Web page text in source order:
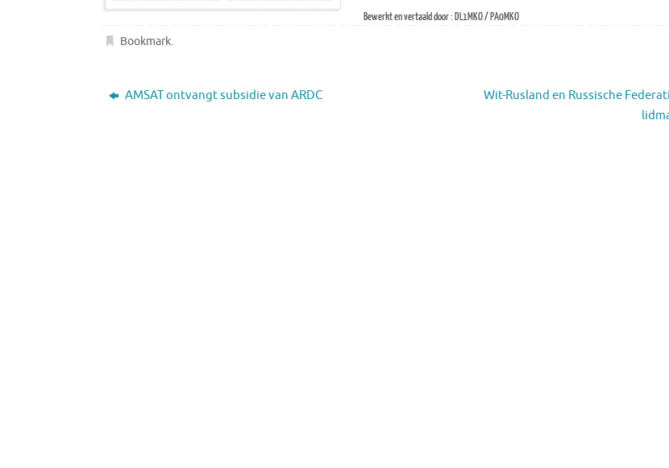
Bewerkt en vertaald door : DL1MKO / PA0MKO
Bookmark.
AMSAT ontvangt subsidie ​​van ARDC
Wit-Rusland en Russische